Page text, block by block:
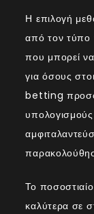
Η επιλογή
από τον τύπο
που μπορεί
για όσους
betting
Το
καλύτερα σε